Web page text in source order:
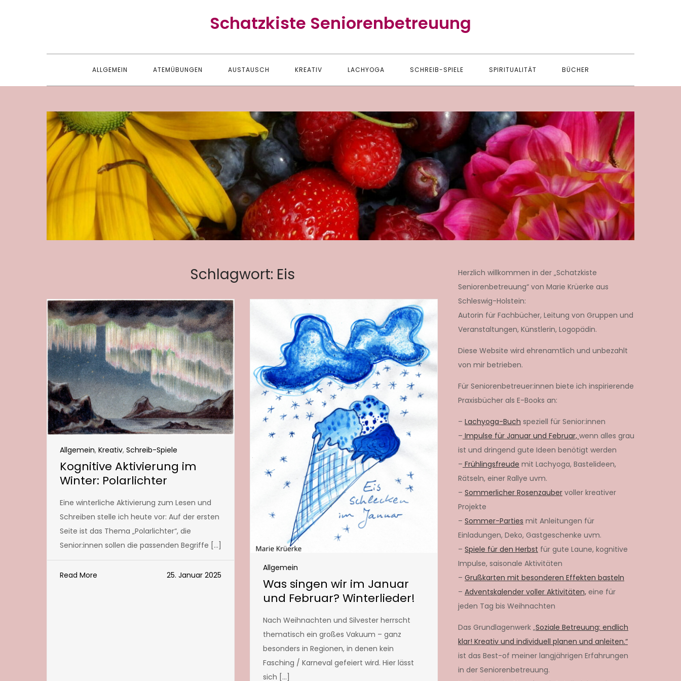
Schatzkiste Seniorenbetreuung
ALLGEMEIN ATEMÜBUNGEN AUSTAUSCH KREATIV LACHYOGA SCHREIB-SPIELE SPIRITUALITÄT BÜCHER
Schlagwort: Eis
Allgemein, Kreativ, Schreib-Spiele
Kognitive Aktivierung im
Winter: Polarlichter
Eine winterliche Aktivierung zum Lesen und
Schreiben stelle ich heute vor: Auf der ersten
Seite ist das Thema „Polarlichter“, die
Senior:innen sollen die passenden Begriffe […]
Read More 25. Januar 2025
Allgemein
Was singen wir im Januar
und Februar? Winterlieder!
Nach Weihnachten und Silvester herrscht
thematisch ein großes Vakuum – ganz
besonders in Regionen, in denen kein
Fasching / Karneval gefeiert wird. Hier lässt
sich […]
Herzlich willkommen in der „Schatzkiste
Seniorenbetreuung“ von Marie Krüerke aus
Schleswig-Holstein:
Autorin für Fachbücher, Leitung von Gruppen und
Veranstaltungen, Künstlerin, Logopädin.
Diese Website wird ehrenamtlich und unbezahlt
von mir betrieben.
Für Seniorenbetreuer:innen biete ich inspirierende
Praxisbücher als E-Books an:
– Lachyoga-Buch speziell für Senior:innen
– Impulse für Januar und Februar, wenn alles grau
ist und dringend gute Ideen benötigt werden
– Frühlingsfreude mit Lachyoga, Bastelideen,
Rätseln, einer Rallye uvm.
– Sommerlicher Rosenzauber voller kreativer
Projekte
– Sommer-Parties mit Anleitungen für
Einladungen, Deko, Gastgeschenke uvm.
– Spiele für den Herbst für gute Laune, kognitive
Impulse, saisonale Aktivitäten
– Grußkarten mit besonderen Effekten basteln
– Adventskalender voller Aktivitäten, eine für
jeden Tag bis Weihnachten
Das Grundlagenwerk „Soziale Betreuung: endlich
klar! Kreativ und individuell planen und anleiten.“
ist das Best-of meiner langjährigen Erfahrungen
in der Seniorenbetreuung.